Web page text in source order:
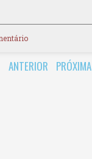
ANTERIOR PRÓXIMA